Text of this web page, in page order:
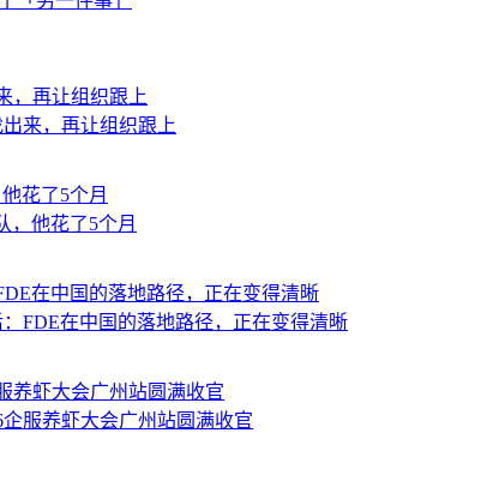
来，再让组织跟上
，他花了5个月
FDE在中国的落地路径，正在变得清晰
服养虾大会广州站圆满收官